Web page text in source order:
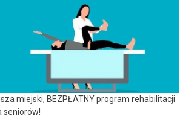
miejski, BEZPŁATNY program rehabilitacji
seniorów!